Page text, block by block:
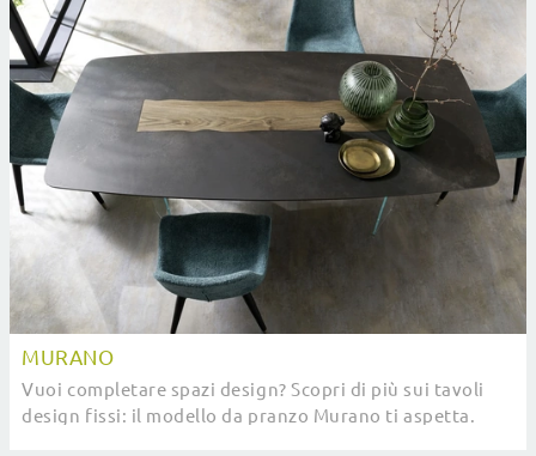
MURANO
Vuoi completare spazi design? Scopri di più sui tavoli
design fissi: il modello da pranzo Murano ti aspetta.